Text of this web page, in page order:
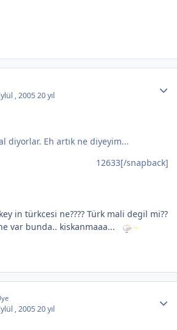
, 200520 yıl
diyorlar. Eh artık ne diyeyim...
12633[/snapback]
in türkcesi ne???? Türk mali degil mi??
var bunda.. kiskanmaaa...
, 200520 yıl